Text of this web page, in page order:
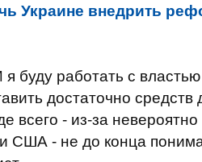
Украине внедрить
буду работать с
достаточно средств
всего - из-за невероятно
США - не до конца